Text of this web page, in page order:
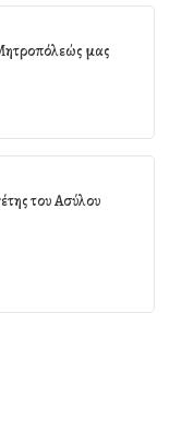
μας
του Ασύλου